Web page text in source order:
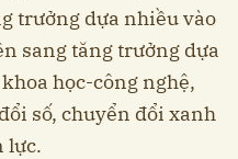
trưởng dựa nhiều vào
sang tăng trưởng dựa
học-công nghệ,
số, chuyển đổi xanh
lực.